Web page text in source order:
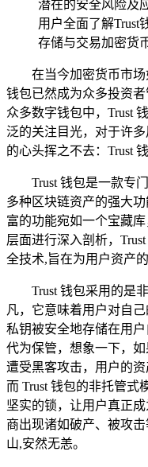
潜在的安全风险及
用户全面了解Trust
存储与交易加密货
在当今加密货币市
钱包已然成为众多投资
众多数字钱包中，Trust
泛的关注目光，对于许
的心头挥之不去：Trust
Trust 钱包是一款专
多种区块链资产的强大
富的功能宛如一个宝藏
层面进行深入剖析，
全技术,旨在为用户资产
Trust 钱包采用的是
凡，它意味着用户对自
私钥被安全地存储在用
代为保管，想象一下，
遭受黑客攻击，用户的
而 Trust 钱包的非托管式
坚实的锁，让用户真正
商出现诸如破产、被攻
山,安然无恙。